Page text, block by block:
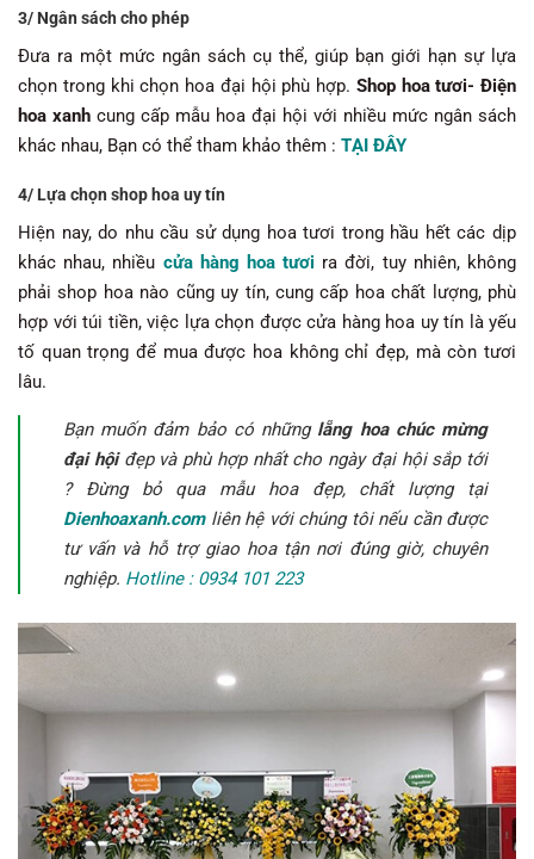
3/ Ngân sách cho phép
Đưa ra một mức ngân sách cụ thể, giúp bạn giới hạn sự lựa
chọn trong khi chọn hoa đại hội phù hợp. Shop hoa tươi- Điện
hoa xanh cung cấp mẫu hoa đại hội với nhiều mức ngân sách
khác nhau, Bạn có thể tham khảo thêm : TẠI ĐÂY
4/ Lựa chọn shop hoa uy tín
Hiện nay, do nhu cầu sử dụng hoa tươi trong hầu hết các dịp
khác nhau, nhiều cửa hàng hoa tươi ra đời, tuy nhiên, không
phải shop hoa nào cũng uy tín, cung cấp hoa chất lượng, phù
hợp với túi tiền, việc lựa chọn được cửa hàng hoa uy tín là yếu
tố quan trọng để mua được hoa không chỉ đẹp, mà còn tươi
lâu.
Bạn muốn đảm bảo có những lẵng hoa chúc mừng
đại hộiđẹp và phù hợp nhất cho ngày đại hội sắp tới
? Đừng bỏ qua mẫu hoa đẹp, chất lượng tại
Dienhoaxanh.comliên hệ với chúng tôi nếu cần được
tư vấn và hỗ trợ giao hoa tận nơi đúng giờ, chuyên
nghiệp. Hotline : 0934 101 223